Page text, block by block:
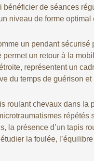
de séances
niveau de forme
un pendant
un retour à la
représentent un
du temps de guérison
roulant chevaux dans
la présence d’un tapis
la foulée,